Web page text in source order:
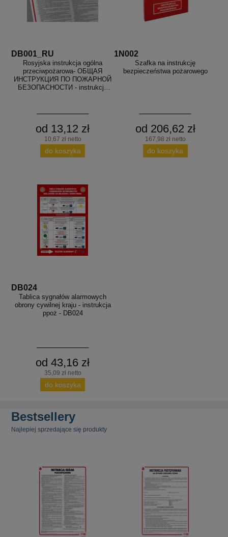
DB001_RU
Rosyjska instrukcja ogólna
przeciwpożarowa- ОБЩАЯ
ИНСТРУКЦИЯ ПО ПОЖАРНОЙ
БЕЗОПАСНОСТИ - instrukcja
od 13,12 zł
10,67 zł netto
do koszyka
1N002
Szafka na instrukcję
bezpieczeństwa pożarowego
od 206,62 zł
167,98 zł netto
do koszyka
DB024
Tablica sygnałów alarmowych
obrony cywilnej kraju - instrukcja
ppoż - DB024
od 43,16 zł
35,09 zł netto
do koszyka
Bestsellery
Najlepiej sprzedające się produkty